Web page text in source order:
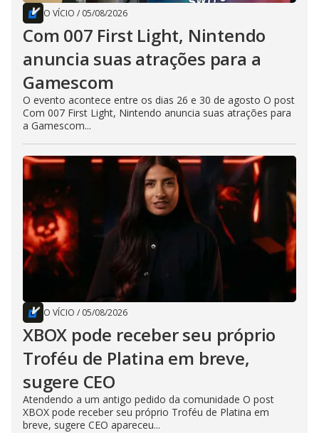
O VÍCIO / 05/08/2026
Com 007 First Light, Nintendo
anuncia suas atrações para a
Gamescom
O evento acontece entre os dias 26 e 30 de agosto O post
Com 007 First Light, Nintendo anuncia suas atrações para
a Gamescom...
O VÍCIO / 05/08/2026
XBOX pode receber seu próprio
Troféu de Platina em breve,
sugere CEO
Atendendo a um antigo pedido da comunidade O post
XBOX pode receber seu próprio Troféu de Platina em
breve, sugere CEO apareceu...